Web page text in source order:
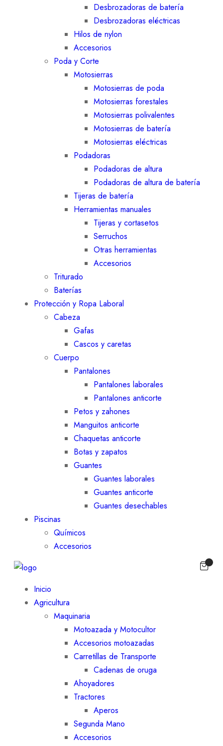
Desbrozadoras de batería
Desbrozadoras eléctricas
Hilos de nylon
Accesorios
Poda y Corte
Motosierras
Motosierras de poda
Motosierras forestales
Motosierras polivalentes
Motosierras de batería
Motosierras eléctricas
Podadoras
Podadoras de altura
Podadoras de altura de batería
Tijeras de batería
Herramientas manuales
Tijeras y cortasetos
Serruchos
Otras herramientas
Accesorios
Triturado
Baterías
Protección y Ropa Laboral
Cabeza
Gafas
Cascos y caretas
Cuerpo
Pantalones
Pantalones laborales
Pantalones anticorte
Petos y zahones
Manguitos anticorte
Chaquetas anticorte
Botas y zapatos
Guantes
Guantes laborales
Guantes anticorte
Guantes desechables
Piscinas
Químicos
Accesorios
Inicio
Agricultura
Maquinaria
Motoazada y Motocultor
Accesorios motoazadas
Carretillas de Transporte
Cadenas de oruga
Ahoyadores
Tractores
Aperos
Segunda Mano
Accesorios